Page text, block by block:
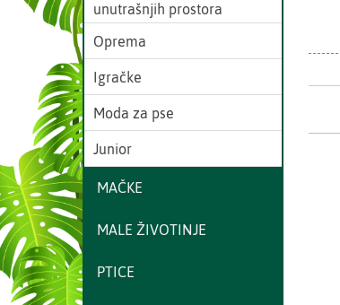
unutrašnjih prostora
Oprema
Igračke
Moda za pse
Junior
MAČKE
MALE ŽIVOTINJE
PTICE